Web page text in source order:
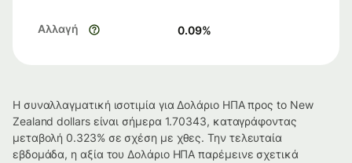
Αλλαγή 0.09%
Η συναλλαγματική ισοτιμία για Δολάριο ΗΠΑ προς to New
Zealand dollars είναι σήμερα 1.70343, καταγράφοντας
μεταβολή 0.323% σε σχέση με χθες. Την τελευταία
εβδομάδα, η αξία του Δολάριο ΗΠΑ παρέμεινε σχετικά